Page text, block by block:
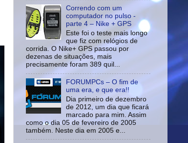
Correndo com um
computador no pulso -
parte 4 – Nike + GPS
Este foi o teste mais longo
que fiz com relógios de
corrida. O Nike+ GPS passou por
dezenas de situações, mais
precisamente foram 389 quil...
FORUMPCs – O fim de
uma era, e que era!!
Dia primeiro de dezembro
de 2012, um dia que ficará
marcado para mim. Assim
como o dia 05 de fevereiro de 2005
também. Neste dia em 2005 e...